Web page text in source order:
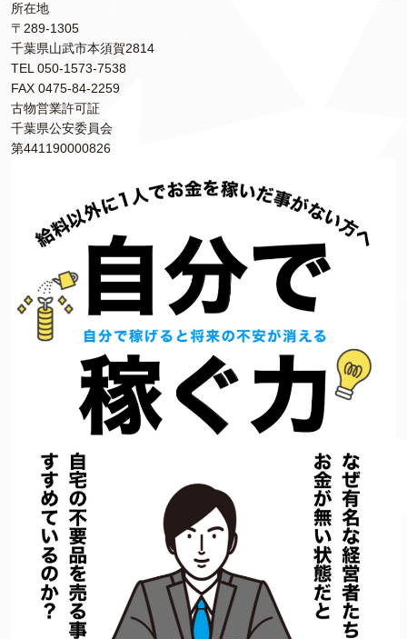
所在地
〒289-1305
千葉県山武市本須賀2814
TEL 050-1573-7538
FAX 0475-84-2259
古物営業許可証
千葉県公安委員会
第441190000826